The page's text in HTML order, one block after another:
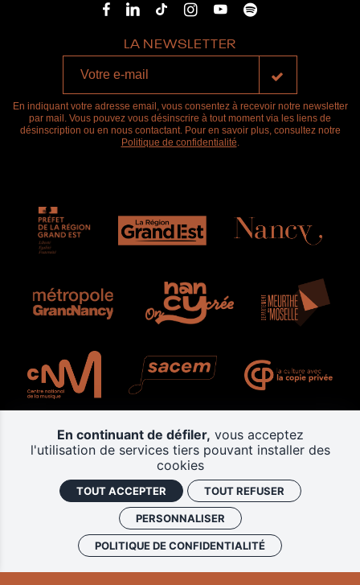
LA NEWSLETTER
En indiquant votre adresse email, vous consentez à recevoir notre newsletter
par mail. Vous pouvez vous désinscrire à tout moment via les liens de
désinscription ou en nous contactant. Pour en savoir plus, consultez notre
Politique de confidentialité.
Plan du site
Mentions légales
Politique de confidentialité
CGV
Retrouver vos commandes
J'ai un code promo
En continuant de défiler, vous acceptez
l'utilisation de services tiers pouvant installer des
cookies
TOUT ACCEPTER TOUT REFUSER
PERSONNALISER
POLITIQUE DE CONFIDENTIALITÉ